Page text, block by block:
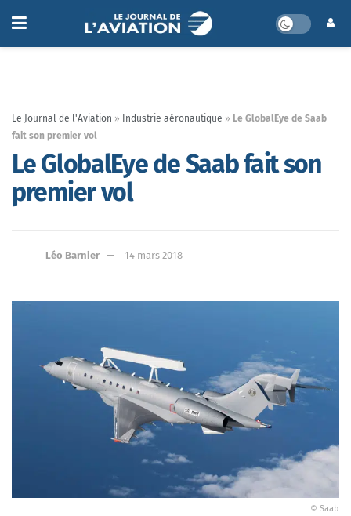
Le Journal de l'Aviation » Industrie aéronautique » Le GlobalEye de Saab
fait son premier vol
Le GlobalEye de Saab fait son
premier vol
Léo Barnier 14 mars 2018
© Saab